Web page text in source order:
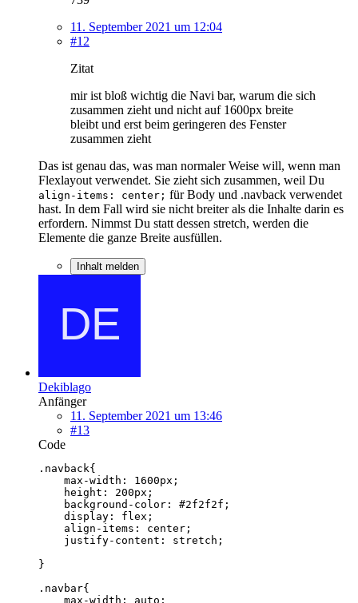
11. September 2021 um 12:04
#12
Zitat
mir ist bloß wichtig die Navi bar, warum die sich
zusammen zieht und nicht auf 1600px breite
bleibt und erst beim geringeren des Fenster
zusammen zieht
Das ist genau das, was man normaler Weise will, wenn man
Flexlayout verwendet. Sie zieht sich zusammen, weil Du
align-items: center; für Body und .navback verwendet
hast. In dem Fall wird sie nicht breiter als die Inhalte darin es
erfordern. Nimmst Du statt dessen stretch, werden die
Elemente die ganze Breite ausfüllen.
Inhalt melden
Dekiblago
Anfänger
11. September 2021 um 13:46
#13
Code